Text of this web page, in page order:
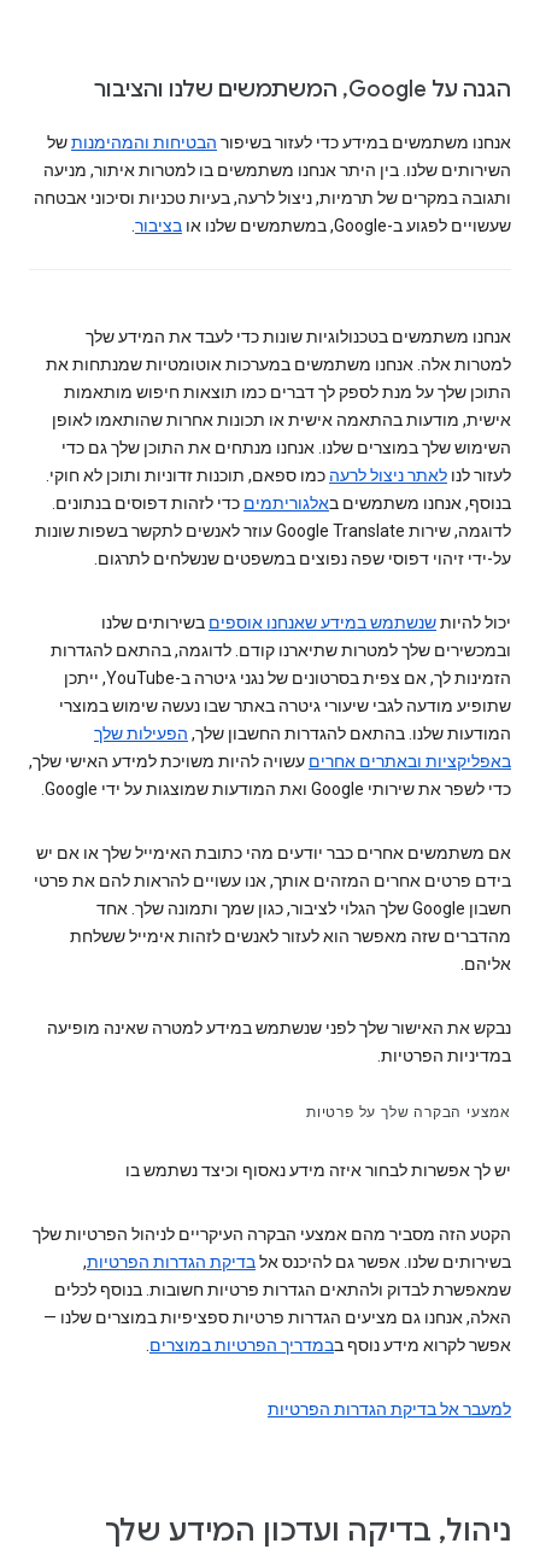
הגנה על Google, המשתמשים שלנו והציבור
אנחנו משתמשים במידע כדי לעזור בשיפור הבטיחות והמהימנותשל
השירותים שלנו. בין היתר אנחנו משתמשים בו למטרות איתור, מניעה
ותגובה במקרים של תרמיות, ניצול לרעה, בעיות טכניות וסיכוני אבטחה
שעשויים לפגוע ב-Google, במשתמשים שלנו או
בציבור
אנחנו משתמשים בטכנולוגיות שונות כדי לעבד את המידע שלך
למטרות אלה. אנחנו משתמשים במערכות אוטומטיות שמנתחות את
התוכן שלך על מנת לספק לך דברים כמו תוצאות חיפוש מותאמות
אישית, מודעות בהתאמה אישית או תכונות אחרות שהותאמו לאופן
השימוש שלך במוצרים שלנו. אנחנו מנתחים את התוכן שלך גם כדי
לעזור לנו לאתר ניצול לרעה כמו ספאם, תוכנות זדוניות ותוכן לא חוקי.
בנוסף, אנחנו משתמשים באלגוריתמים כדי לזהות דפוסים בנתונים.
לדוגמה, שירות Google Translate עוזר לאנשים לתקשר בשפות שונות
על-ידי זיהוי דפוסי שפה נפוצים במשפטים שנשלחים לתרגום.
יכול להיותשנשתמש במידע שאנחנו אוספים בשירותים שלנו
ובמכשירים שלך למטרות שתיארנו קודם. לדוגמה, בהתאם להגדרות
הזמינות לך, אם צפית בסרטונים של נגני גיטרה ב-YouTube, ייתכן
שתופיע מודעה לגבי שיעורי גיטרה באתר שבו נעשה שימוש במוצרי
המודעות שלנו. בהתאם להגדרות החשבון שלך, הפעילות שלך
באפליקציות ובאתרים אחרים עשויה להיות משויכת למידע האישי שלך,
כדי לשפר את שירותי Google ואת המודעות שמוצגות על ידי Google.
אם משתמשים אחרים כבר יודעים מהי כתובת האימייל שלך או אם יש
בידם פרטים אחרים המזהים אותך, אנו עשויים להראות להם את פרטי
חשבון Google שלך הגלוי לציבור, כגון שמך ותמונה שלך. אחד
מהדברים שזה מאפשר הוא לעזור לאנשים לזהות אימייל ששלחת
אליהם.
נבקש את האישור שלך לפני שנשתמש במידע למטרה שאינה מופיעה
במדיניות הפרטיות.
אמצעי הבקרה שלך על פרטיות
יש לך אפשרות לבחור איזה מידע נאסוף וכיצד נשתמש בו
הקטע הזה מסביר מהם אמצעי הבקרה העיקריים לניהול הפרטיות שלך
בשירותים שלנו. אפשר גם להיכנס אלבדיקת הגדרות הפרטיות,
שמאפשרת לבדוק ולהתאים הגדרות פרטיות חשובות. בנוסף לכלים
האלה, אנחנו גם מציעים הגדרות פרטיות ספציפיות במוצרים שלנו —
אפשר לקרוא מידע נוסף בבמדריך הפרטיות במוצרים
למעבר אל בדיקת הגדרות הפרטיות
ניהול, בדיקה ועדכון המידע שלך